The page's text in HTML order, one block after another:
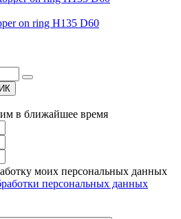
on ring H135 D60
в ближайшее время
моих персональных данных
персональных данных